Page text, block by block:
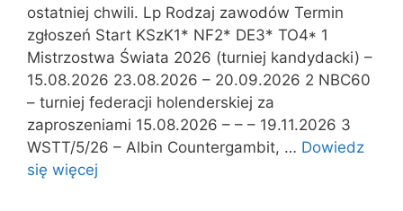
ostatniej chwili. Lp Rodzaj zawodów Termin
zgłoszeń Start KSzK1* NF2* DE3* TO4* 1
Mistrzostwa Świata 2026 (turniej kandydacki) –
15.08.2026 23.08.2026 – 20.09.2026 2 NBC60
– turniej federacji holenderskiej za
zaproszeniami 15.08.2026 – – – 19.11.2026 3
WSTT/5/26 – Albin Countergambit, … Dowiedz
się więcej